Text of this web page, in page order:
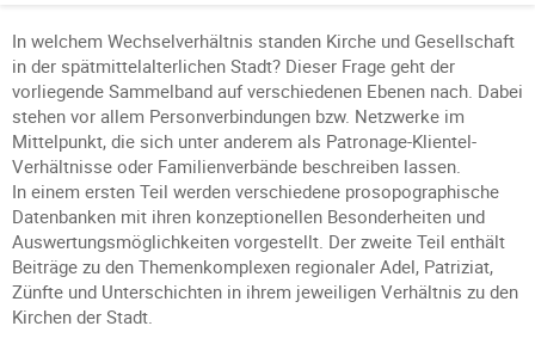
In welchem Wechselverhältnis standen Kirche und Gesellschaft
in der spätmittelalterlichen Stadt? Dieser Frage geht der
vorliegende Sammelband auf verschiedenen Ebenen nach. Dabei
stehen vor allem Personverbindungen bzw. Netzwerke im
Mittelpunkt, die sich unter anderem als Patronage-Klientel-
Verhältnisse oder Familienverbände beschreiben lassen.
In einem ersten Teil werden verschiedene prosopographische
Datenbanken mit ihren konzeptionellen Besonderheiten und
Auswertungsmöglichkeiten vorgestellt. Der zweite Teil enthält
Beiträge zu den Themenkomplexen regionaler Adel, Patriziat,
Zünfte und Unterschichten in ihrem jeweiligen Verhältnis zu den
Kirchen der Stadt.